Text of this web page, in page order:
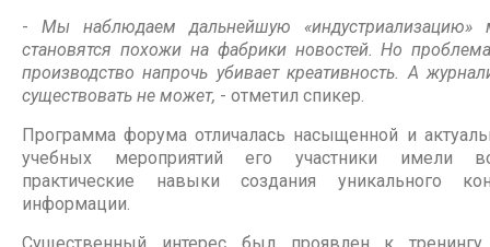
- Мы наблюдаем дальнейшую
становятся похожи на фабрики новостей. Но
производство напрочь убивает креативность. А
существовать не может, - отметил спикер.
Программа форума отличалась насыщенной и
учебных мероприятий его участники имели
практические навыки создания уникального
информации.